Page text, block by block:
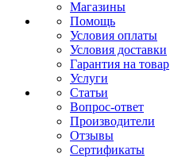
Магазины
Помощь
Условия оплаты
Условия доставки
Гарантия на товар
Услуги
Статьи
Вопрос-ответ
Производители
Отзывы
Сертификаты